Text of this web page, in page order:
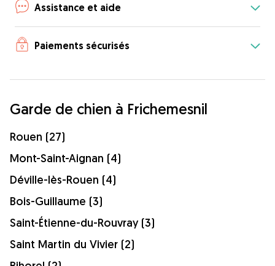
Assistance et aide
Paiements sécurisés
Garde de chien à Frichemesnil
Rouen (27)
Mont-Saint-Aignan (4)
Déville-lès-Rouen (4)
Bois-Guillaume (3)
Saint-Étienne-du-Rouvray (3)
Saint Martin du Vivier (2)